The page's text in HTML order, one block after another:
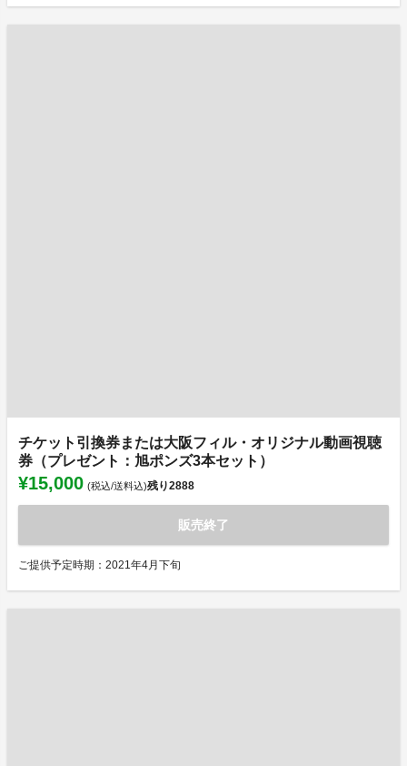
チケット引換券または大阪フィル・オリジナル動画視聴
券（プレゼント：旭ポンズ3本セット）
¥15,000 (税込/送料込)残り2888
販売終了
ご提供予定時期：2021年4月下旬